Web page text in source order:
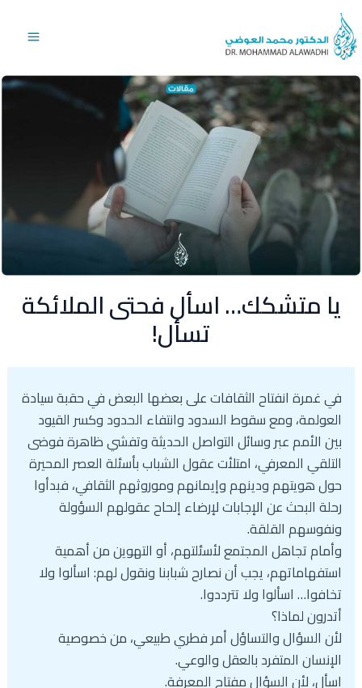
تخطي
إلى
المحتوى
يا متشكك… اسأل فحتى الملائكة
تسأل!
في غمرة انفتاح الثقافات على بعضها البعض في حقبة سيادة
العولمة، ومع سقوط السدود وانتفاء الحدود وكسر القيود
بين الأمم عبر وسائل التواصل الحديثة وتفشي ظاهرة فوضى
التلقي المعرفي، امتلأت عقول الشباب بأسئلة العصر المحيرة
حول هويتهم ودينهم وإيمانهم وموروثهم الثقافي، فبدأوا
رحلة البحث عن الإجابات لإرضاء إلحاح عقولهم السؤولة
ونفوسهم القلقة.
وأمام تجاهل المجتمع لأسئلتهم، أو التهوين من أهمية
استفهاماتهم، يجب أن نصارح شبابنا ونقول لهم: اسألوا ولا
تخافوا… اسألوا ولا تترددوا.
أتدرون لماذا؟
لأن السؤال والتساؤل أمر فطري طبيعي، من خصوصية
الإنسان المتفرد بالعقل والوعي.
اسأل، لأن السؤال مفتاح المعرفة.